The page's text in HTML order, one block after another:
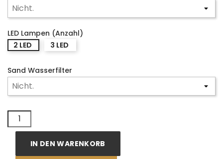
LED Lampen (Anzahl)
2 LED
3 LED
Sand Wasserfilter
IN DEN WARENKORB